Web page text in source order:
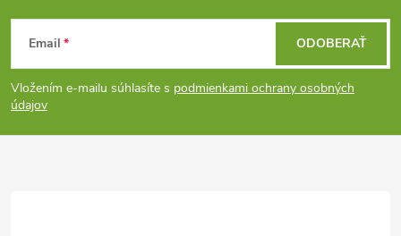
Z
á
p
Email
Vložením e-mailu súhlasíte s podmienkami ochrany osobných
údajov
ODOBERAŤ